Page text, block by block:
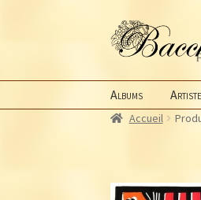
Aller
à
navigation
Aller
au
Albums
Accueil